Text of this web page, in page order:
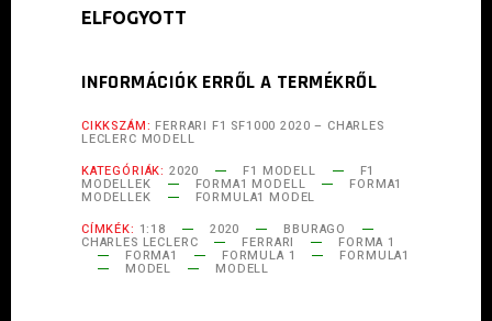
ELFOGYOTT
INFORMÁCIÓK ERRŐL A TERMÉKRŐL
CIKKSZÁM: FERRARI F1 SF1000 2020 – CHARLES
LECLERC MODELL
KATEGÓRIÁK: 2020 F1 MODELL F1
MODELLEK FORMA1 MODELL FORMA1
MODELLEK
FORMULA1 MODEL
CÍMKÉK: 1:18 2020 BBURAGO
CHARLES LECLERC FERRARI FORMA 1
FORMA1 FORMULA 1 FORMULA1
MODEL MODELL